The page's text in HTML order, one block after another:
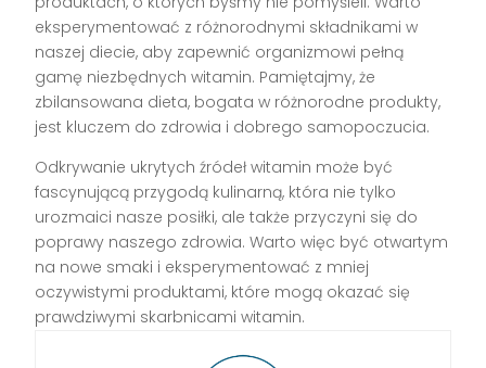
eksperymentować z różnorodnymi składnikami w
naszej diecie, aby zapewnić organizmowi pełną
gamę niezbędnych witamin. Pamiętajmy, że
zbilansowana dieta, bogata w różnorodne produkty,
jest kluczem do zdrowia i dobrego samopoczucia.
Odkrywanie ukrytych źródeł witamin może być
fascynującą przygodą kulinarną, która nie tylko
urozmaici nasze posiłki, ale także przyczyni się do
poprawy naszego zdrowia. Warto więc być otwartym
na nowe smaki i eksperymentować z mniej
oczywistymi produktami, które mogą okazać się
prawdziwymi skarbnicami witamin.